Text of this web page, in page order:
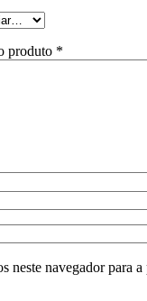
produto *
neste navegador para